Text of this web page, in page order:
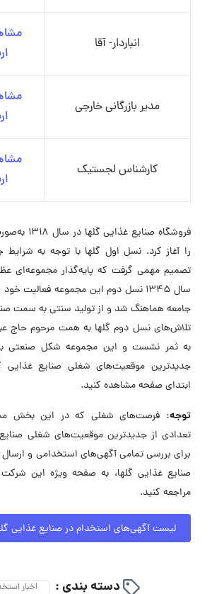
انباردار- آقا
مدیر بازرگانی خارجی
کارشناس لجستیک
فروشگاه
را آغاز کرد. نسل اول گلها با توجه به شرایط
تصمیم مهمی گرفت که پایه‌گذار مجموعه‌ای
سال ۱۳۴۵ نسل دوم این مجموعه فعالیت
جامعه هماهنگ شد و از تولید سنتی به سمت
تلاش‌های نسل دوم گلها به همت مرحوم حاج
به ثمر نشست و این مجموعه شکل صنعتی
جدیدترین موقعیت‌های شغلی صنایع غذایی
ابتدای صفحه مشاهده کنید.
توجه: فرصت‌های شغلی که در این بخش
تعدادی از جدیدترین موقعیت‌های شغلی
برای بررسی تمامی آگهی‌های استخدامی و
صنایع غذایی گلها، به صفحه ویژه این
مراجعه کنید.
لیست آگهی‌های استخدام در صنایع غذایی
دسته بندی : اخبار